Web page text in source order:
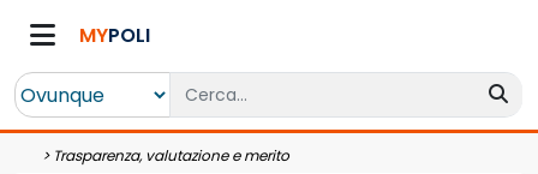
MYPOLI
> Trasparenza, valutazione e merito